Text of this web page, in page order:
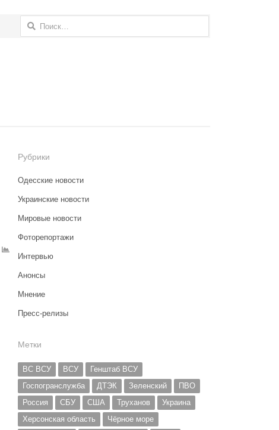
Найти:
Рубрики
Одесские новости
Украинские новости
Мировые новости
Фоторепортажи
Интервью
Анонсы
Мнение
Пресс-релизы
Метки
ВС ВСУ ВСУ
Генштаб ВСУ
Госпогранслужба
ДТЭК Зеленский
ПВО
Россия
СБУ США Труханов
Украина
Херсонская область
Чёрное море